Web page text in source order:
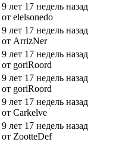
9 лет 17 недель назад
от elelsonedo
9 лет 17 недель назад
от ArrizNer
9 лет 17 недель назад
от goriRoord
9 лет 17 недель назад
от goriRoord
9 лет 17 недель назад
от Carkelve
9 лет 17 недель назад
от ZootteDef